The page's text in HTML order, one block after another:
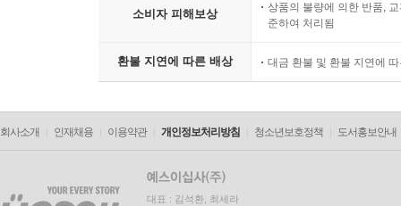
소비자 피해보상
상품의 불량에 의한 반품,
준하여 처리됨
환불 지연에 따른 배상 대금 환불 및 환불 지연에
회사소개 인재채용 이용약관 개인정보처리방침 청소년보호정책 도서홍보안내
대표 : 김석환, 최세라